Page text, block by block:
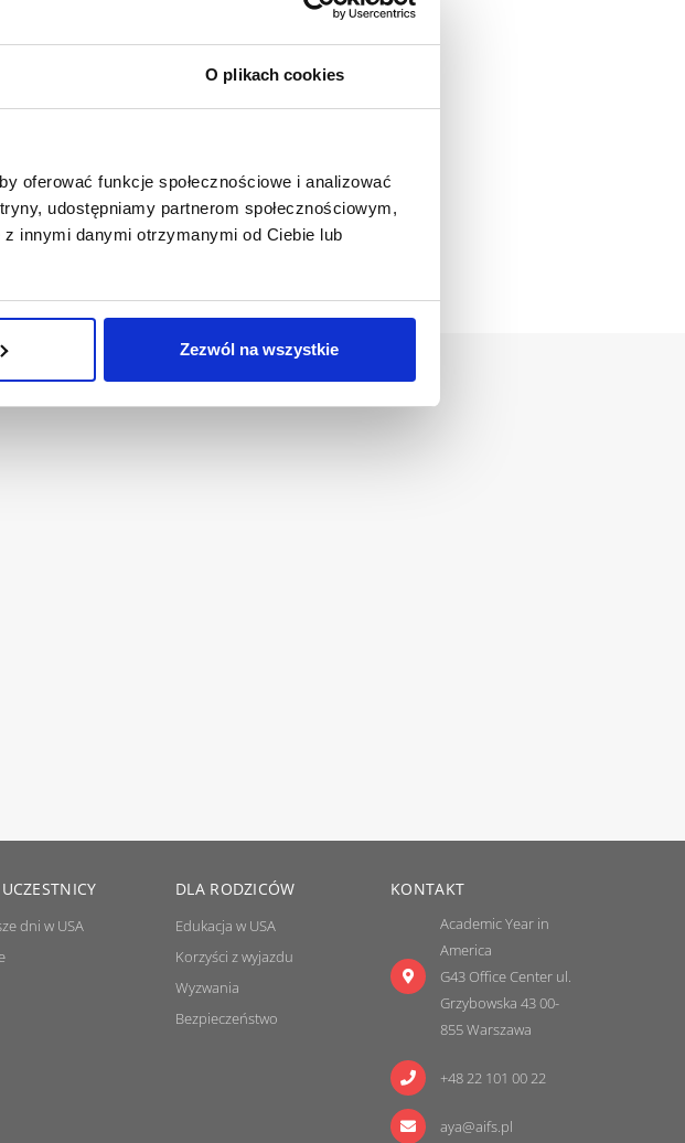
O plikach cookies
oferować funkcje społecznościowe i analizować
udostępniamy partnerom społecznościowym,
innymi danymi otrzymanymi od Ciebie lub
Zezwól na wszystkie
aya@aifs.pl
dni w USA
DLA RODZICÓW
Edukacja w USA
Korzyści z wyjazdu
Wyzwania
Bezpieczeństwo
KONTAKT
Academic Year in
America
G43 Office Center ul.
Grzybowska 43 00-
855 Warszawa
+48 22 101 00 22
aya@aifs.pl